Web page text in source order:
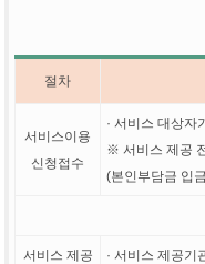
절차
서비스이용
신청접수
· 서비스 대상자
※ 서비스 제공
(본인부담금 입
서비스 제공
· 서비스 제공기